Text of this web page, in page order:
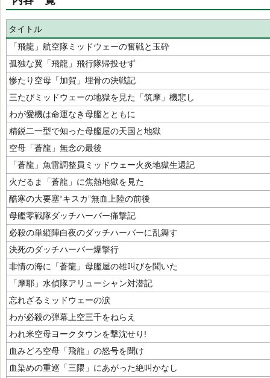
タイトル
「飛龍」航空隊ミッドウェーの奮戦と玉砕
孤独な翼「飛龍」飛行隊帰投せず
惨たり空母「加賀」埋骨の決戦記
三たびミッドウェーの地獄を見た「筑摩」機悲し
わが愛機は命運なき母艦とともに
精鋭二一型で知った母艦屋の天国と地獄
空母「蒼龍」無念の最後
「蒼龍」魚雷調整員ミッドウェー火炎地獄生還記
火だるま「蒼龍」に焦熱地獄を見た
酷寒の大要塞“キスカ”無血上陸の前後
母艦零戦隊ダッチハーバー痛撃記
必殺の単縦陣白夜のダッチハーバーに乱舞す
決死のダッチハーバー爆撃行
非情の海に「蒼龍」母艦屋の雄叫びを聞いた
「摩耶」水偵隊アリューシャン対潜記
忘れざるミッドウェーの涙
わが必殺の弾幕上空三千をねらえ
われ米空母ヨークタウンを撃沈せり!
血みどろ空母「飛龍」の怒号を聞け
血染めの重巡「三隈」にあがった絶叫かなし